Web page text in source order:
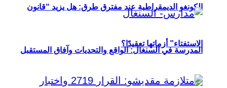
الكونغو الديمقراطية عند مفترق طرق: هل يزيد “قانون
الاستفتاء” أزماتها تعقيدًا؟
المدرسة في السنغال: الواقع والتحديات وآفاق المستقبل